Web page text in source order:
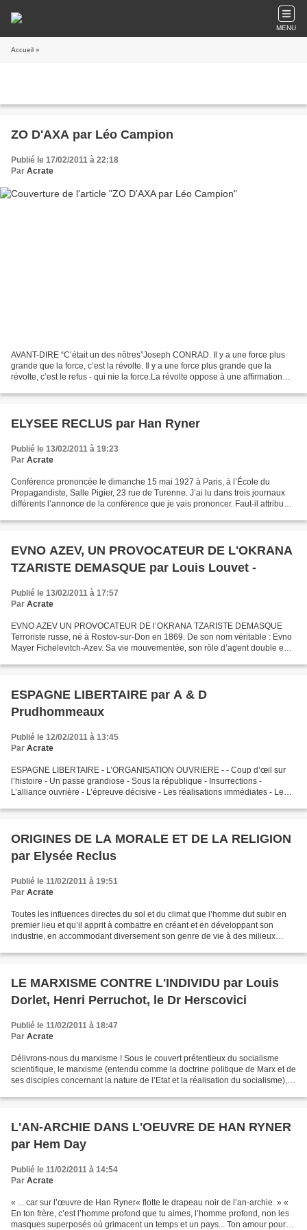
MENU
Accueil »
ZO D'AXA par Léo Campion
Publié le 17/02/2011 à 22:18
Par Acrate
AVANT-DIRE “C’était un des nôtres”Joseph CONRAD. Il y a une force plus
grande que la force, c’est la révolte. Il y a une force plus grande que la
révolte, c’est le refus - qui nie la force.La révolte oppose à une affirmation
ELYSEE RECLUS par Han Ryner
Publié le 13/02/2011 à 19:23
Par Acrate
Conférence prononcée le dimanche 15 mai 1927 à Paris, à l’École du
Propagandiste, Salle Pigier, 23 rue de Turenne. J’ai lu dans trois journaux
différents l’annonce de la conférence que je vais prononcer. Faut-il attribuer
EVNO AZEV, UN PROVOCATEUR DE L'OKRANA
TZARISTE DEMASQUE par Louis Louvet -
Publié le 13/02/2011 à 17:57
Par Acrate
EVNO AZEV UN PROVOCATEUR DE l’OKRANA TZARISTE DEMASQUE
Terroriste russe, né à Rostov-sur-Don en 1869. De son nom véritable : Evno
Mayer Fichelevitch-Azev. Sa vie mouvementée, son rôle d’agent double en
ESPAGNE LIBERTAIRE par A & D
Prudhommeaux
Publié le 12/02/2011 à 13:45
Par Acrate
ESPAGNE LIBERTAIRE - L’ORGANISATION OUVRIERE - - Coup d’œil sur
l’histoire - Un passe grandiose - Sous la république - Insurrections -
L’alliance ouvrière - L’épreuve décisive - Les réalisations immédiates - Le
ORIGINES DE LA MORALE ET DE LA RELIGION
par Elysée Reclus
Publié le 11/02/2011 à 19:51
Par Acrate
Toutes les influences directes du sol et du climat que l’homme dut subir en
premier lieu et qu’il apprit à combattre en créant et en développant son
industrie, en accommodant diversement son genre de vie à des milieux
LE MARXISME CONTRE L'INDIVIDU par Louis
Dorlet, Henri Perruchot, le Dr Herscovici
Publié le 11/02/2011 à 18:47
Par Acrate
Délivrons-nous du marxisme ! Sous le couvert prétentieux du socialisme
scientifique, le marxisme (entendu comme la doctrine politique de Marx et de
ses disciples concernant la nature de l’Etat et la réalisation du socialisme),
L'AN-ARCHIE DANS L'OEUVRE DE HAN RYNER
par Hem Day
Publié le 11/02/2011 à 14:54
Par Acrate
« ... car sur l’œuvre de Han Ryner« flotte le drapeau noir de l’an-archie. » «
En ton frère, c’est l’homme profond que tu aimes, l’homme profond, non les
masques superposés où grimacent un temps et un pays... Ton amour pour